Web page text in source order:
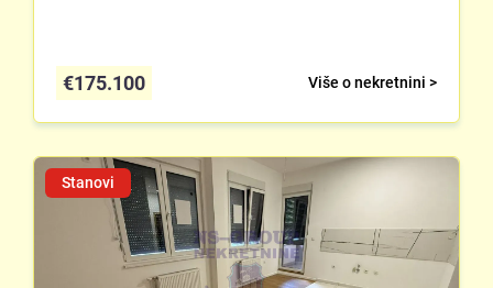
Više o nekretnini >
€175.100
Stanovi